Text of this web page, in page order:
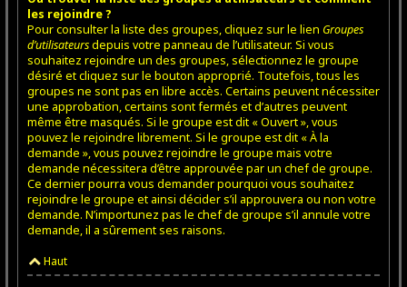
les rejoindre ?
Pour consulter la liste des groupes, cliquez sur le lien Groupes
d’utilisateursdepuis votre panneau de l’utilisateur. Si vous
souhaitez rejoindre un des groupes, sélectionnez le groupe
désiré et cliquez sur le bouton approprié. Toutefois, tous les
groupes ne sont pas en libre accès. Certains peuvent nécessiter
une approbation, certains sont fermés et d’autres peuvent
même être masqués. Si le groupe est dit « Ouvert », vous
pouvez le rejoindre librement. Si le groupe est dit « À la
demande », vous pouvez rejoindre le groupe mais votre
demande nécessitera d’être approuvée par un chef de groupe.
Ce dernier pourra vous demander pourquoi vous souhaitez
rejoindre le groupe et ainsi décider s’il approuvera ou non votre
demande. N’importunez pas le chef de groupe s’il annule votre
demande, il a sûrement ses raisons.
Haut